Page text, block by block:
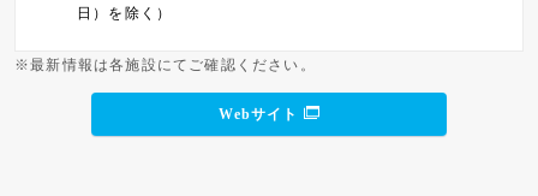
日）を除く）
※最新情報は各施設にてご確認ください。
Webサイト